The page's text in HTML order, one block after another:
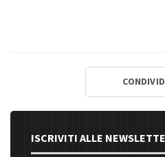
ISCRIVITI ALLE